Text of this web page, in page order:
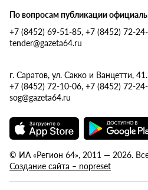
По вопросам публикации
+7 (8452) 69-51-85, +7 (8452) 72-
tender@gazeta64.ru
г. Саратов, ул. Сакко и Ванцетти, 41.
+7 (8452) 72-10-06, +7 (8452) 72-
sog@gazeta64.ru
© ИА «Регион 64», 2011 — 2026.
Создание сайта – nopreset